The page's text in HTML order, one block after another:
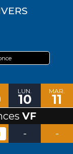
LUN.
10
MAR.
11
VF
- -